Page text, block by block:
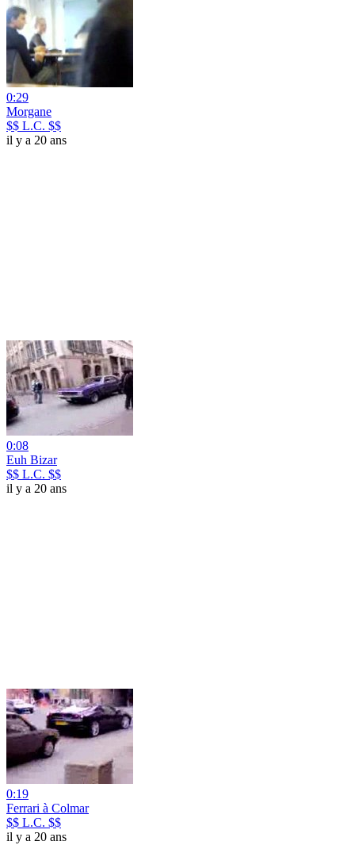
0:29
Morgane
$$ L.C. $$
il y a 20 ans
0:08
Euh Bizar
$$ L.C. $$
il y a 20 ans
0:19
Ferrari à Colmar
$$ L.C. $$
il y a 20 ans